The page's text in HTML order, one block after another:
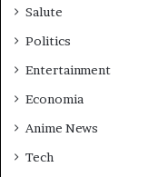
Salute
Politics
Entertainment
Economia
Anime News
Tech